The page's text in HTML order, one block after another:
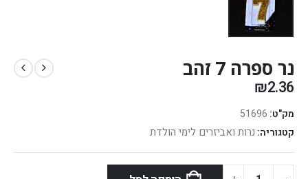
נר ספרה 7 זהב
₪2.36
מק"ט: 51696
קטגוריה: נרות ואביזרים לימי הולדת